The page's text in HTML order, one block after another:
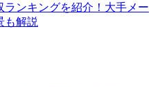
ンキングを紹介！大手メー
も解説